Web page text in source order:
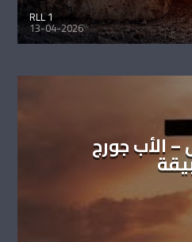
RLL 1
13-04-2026
الأب جورج